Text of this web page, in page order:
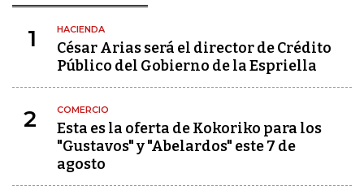
1 HACIENDA
César Arias será el director de Crédito
Público del Gobierno de la Espriella
2 COMERCIO
Esta es la oferta de Kokoriko para los
"Gustavos" y "Abelardos" este 7 de
agosto